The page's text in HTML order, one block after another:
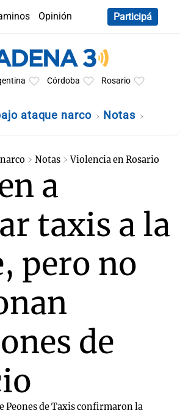
Opinión
Participá
Córdoba Rosario
ataque narco Notas
Notas Violencia en Rosario
a
taxis a la
pero no
de
Peones de Taxis confirmaron la